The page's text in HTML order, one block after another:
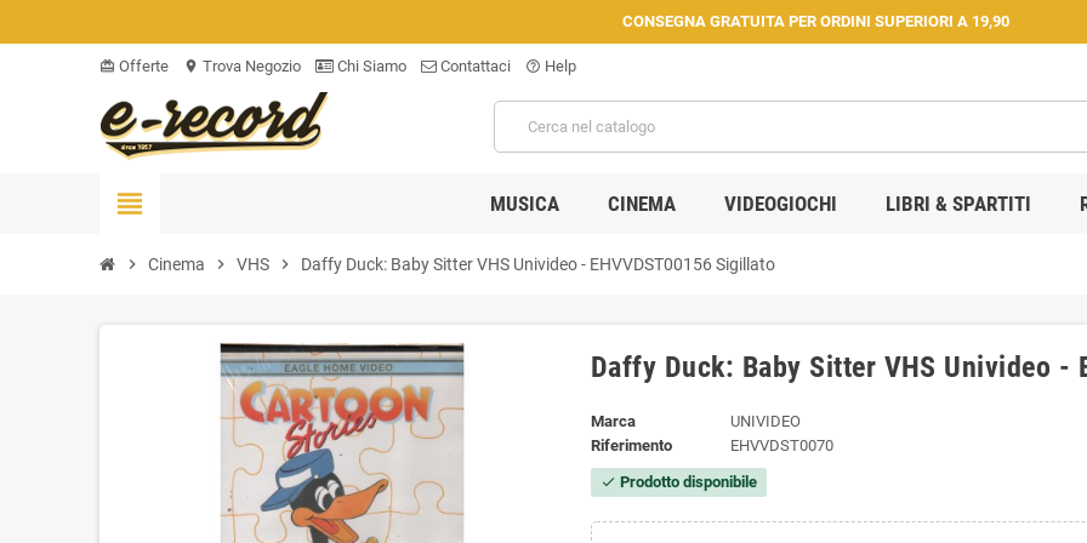
CONSEGNA GRATUITA PER ORDINI SUPERIORI A 19,90
card_giftcard Offerte location_on Trova Negozio Chi Siamo Contattaci help_outline Help
view_headline MUSICA CINEMA VIDEOGIOCHI LIBRI & SPARTITI
chevron_right Cinema chevron_right VHS chevron_right Daffy Duck: Baby Sitter VHS Univideo - EHVVDST00156 Sigillato
Daffy Duck: Baby Sitter VHS Univideo -
Marca
UNIVIDEO
Riferimento
EHVVDST0070
check Prodotto disponibile